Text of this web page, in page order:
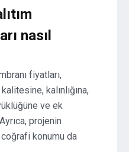
nasıl
fiyatları,
kalınlığına,
ve ek
projenin
coğrafi konumu da